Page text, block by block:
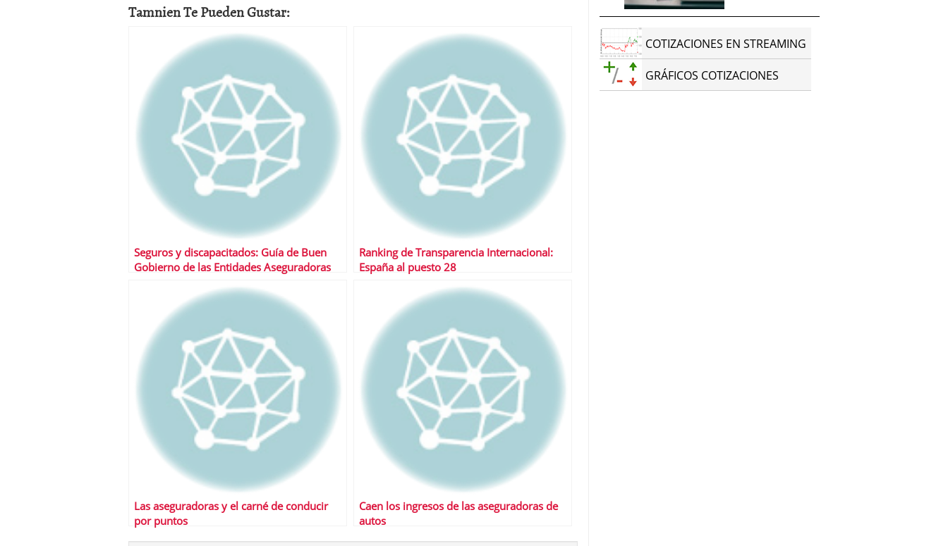
Tamnien Te Pueden Gustar:
Seguros y discapacitados: Guía de Buen
Gobierno de las Entidades Aseguradoras
Ranking de Transparencia Internacional:
España al puesto 28
Las aseguradoras y el carné de conducir
por puntos
Caen los ingresos de las aseguradoras de
autos
COTIZACIONES EN STREAMING
GRÁFICOS COTIZACIONES